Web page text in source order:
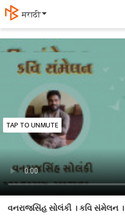
தமிழ்
TAP TO UNMUTE
વનરાજસિંહ સોલંકી । કવિ સંમેલન